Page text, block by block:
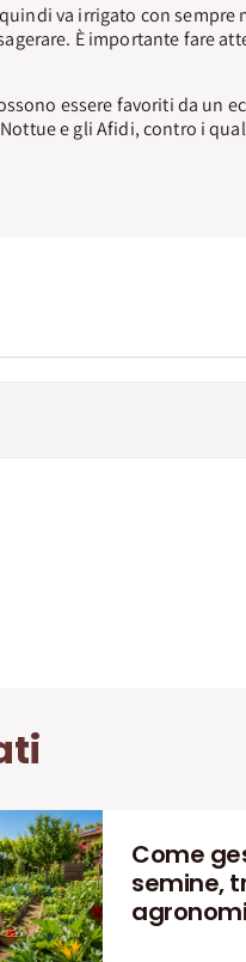
va irrigato con sempre
È importante fare
essere favoriti da un
e gli Afidi, contro i
Come
semine,